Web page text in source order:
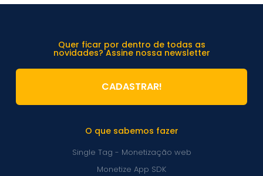
O que sabemos fazer
Single Tag - Monetização web
Monetize App SDK
Quer ficar por dentro de todas as
novidades? Assine nossa newsletter
CADASTRAR!